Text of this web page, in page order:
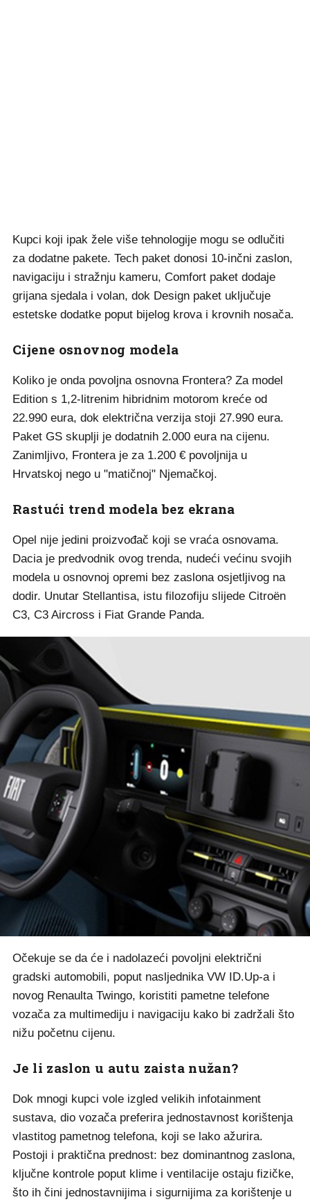
Kupci koji ipak žele više tehnologije mogu se odlučiti
za dodatne pakete. Tech paket donosi 10-inčni zaslon,
navigaciju i stražnju kameru, Comfort paket dodaje
grijana sjedala i volan, dok Design paket uključuje
estetske dodatke poput bijelog krova i krovnih nosača.
Cijene osnovnog modela
Koliko je onda povoljna osnovna Frontera? Za model
Edition s 1,2-litrenim hibridnim motorom kreće od
22.990 eura, dok električna verzija stoji 27.990 eura.
Paket GS skuplji je dodatnih 2.000 eura na cijenu.
Zanimljivo, Frontera je za 1.200 € povoljnija u
Hrvatskoj nego u "matičnoj" Njemačkoj.
Rastući trend modela bez ekrana
Opel nije jedini proizvođač koji se vraća osnovama.
Dacia je predvodnik ovog trenda, nudeći većinu svojih
modela u osnovnoj opremi bez zaslona osjetljivog na
dodir. Unutar Stellantisa, istu filozofiju slijede Citroën
C3, C3 Aircross i Fiat Grande Panda.
Očekuje se da će i nadolazeći povoljni električni
gradski automobili, poput nasljednika VW ID.Up-a i
novog Renaulta Twingo, koristiti pametne telefone
vozača za multimediju i navigaciju kako bi zadržali što
nižu početnu cijenu.
Je li zaslon u autu zaista nužan?
Dok mnogi kupci vole izgled velikih infotainment
sustava, dio vozača preferira jednostavnost korištenja
vlastitog pametnog telefona, koji se lako ažurira.
Postoji i praktična prednost: bez dominantnog zaslona,
ključne kontrole poput klime i ventilacije ostaju fizičke,
što ih čini jednostavnijima i sigurnijima za korištenje u